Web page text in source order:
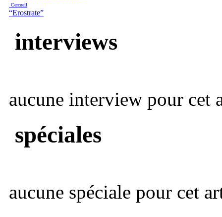
Cercueil
“Erostrate”
interviews
aucune interview pour cet
spéciales
aucune spéciale pour cet